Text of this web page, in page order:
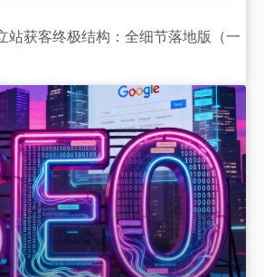
站获客终极结构：全细节落地版（一